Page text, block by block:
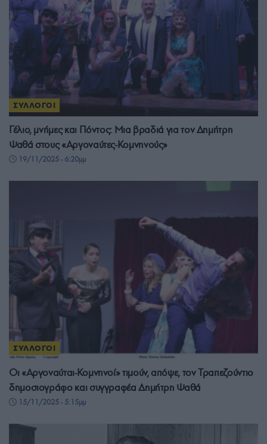
ΣΥΛΛΟΓΟΙ
Γέλιο, μνήμες και Πόντος: Μια βραδιά για τον Δημήτρη
Ψαθά στους «Αργοναύτες-Κομνηνούς»
19/11/2025 - 6:20μμ
ΣΥΛΛΟΓΟΙ
Οι «Αργοναύται-Κομνηνοί» τιμούν, απόψε, τον Τραπεζούντιο
δημοσιογράφο και συγγραφέα Δημήτρη Ψαθά
15/11/2025 - 5:15μμ